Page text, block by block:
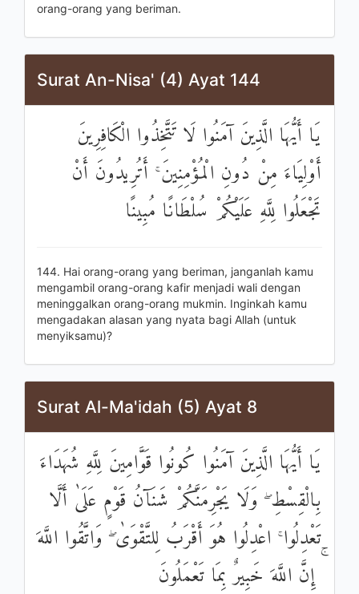
orang-orang yang beriman.
Surat An-Nisa' (4) Ayat 144
يَا أَيُّهَا الَّذِينَ آمَنُوا لَا تَتَّخِذُوا الْكَافِرِينَ
أَوْلِيَاءَ مِنْ دُونِ الْمُؤْمِنِينَ ۚ أَتُرِيدُونَ أَنْ
تَجْعَلُوا لِلَّهِ عَلَيْكُمْ سُلْطَانًا مُبِينًا
144. Hai orang-orang yang beriman, janganlah kamu
mengambil orang-orang kafir menjadi wali dengan
meninggalkan orang-orang mukmin. Inginkah kamu
mengadakan alasan yang nyata bagi Allah (untuk
menyiksamu)?
Surat Al-Ma'idah (5) Ayat 8
يَا أَيُّهَا الَّذِينَ آمَنُوا كُونُوا قَوَّامِينَ لِلَّهِ شُهَدَاءَ
بِالْقِسْطِ ۖ وَلَا يَجْرِمَنَّكُمْ شَنَآنُ قَوْمٍ عَلَىٰ أَلَّا
تَعْدِلُوا ۚ اعْدِلُوا هُوَ أَقْرَبُ لِلتَّقْوَىٰ ۖ وَاتَّقُوا اللَّهَ
ۚ إِنَّ اللَّهَ خَبِيرٌ بِمَا تَعْمَلُونَ